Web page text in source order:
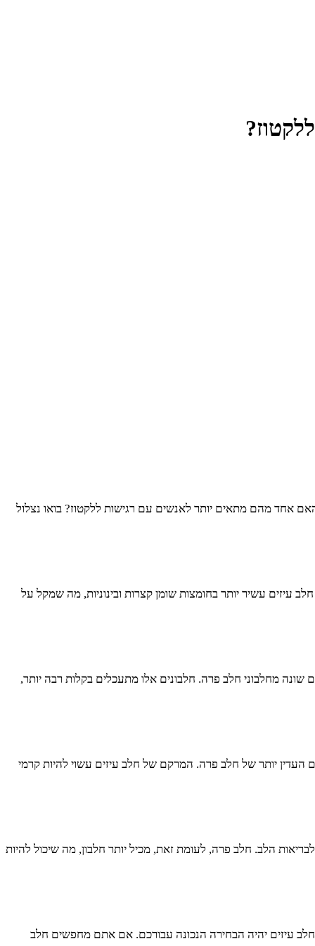
אחד מהם מתאים יותר לאנשים עם רגישות ללקטוז? בואו נצלול
עיזים עשיר יותר בחומצות שומן קצרות ובינוניות, מה שמקל על
מחלבוני חלב פרה. חלבונים אלו מתעכלים בקלות רבה יותר,
יותר של חלב פרה. המרקם של חלב עיזים עשוי להיות קרמי
הלב. חלב פרה, לעומת זאת, מכיל יותר חלבון, מה שיכול להיות
עיזים יהיה הבחירה הנכונה עבורכם. אם אתם מחפשים חלב